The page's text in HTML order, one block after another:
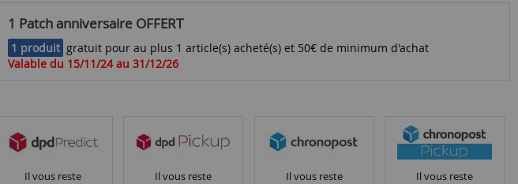
1 Patch anniversaire OFFERT
1 produit gratuit pour au plus 1 article(s) acheté(s) et 50€ de minimum d'achat
Valable du 15/11/24 au 31/12/26
Il vous reste Il vous reste Il vous reste Il vous reste